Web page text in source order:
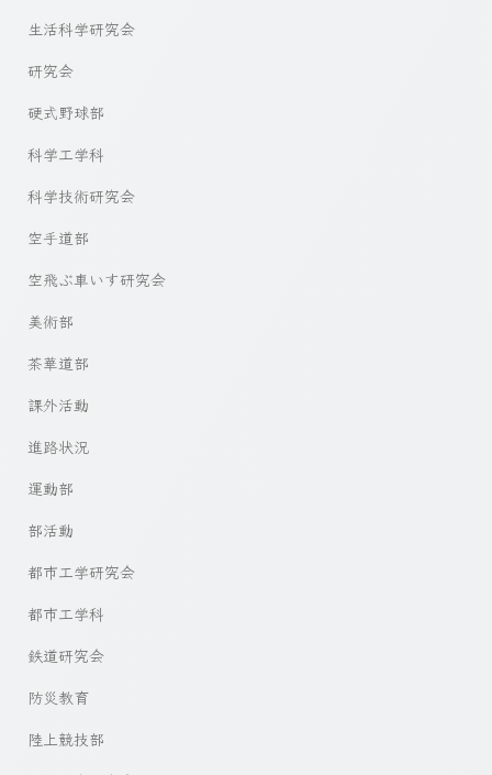
生活科学研究会
研究会
硬式野球部
科学工学科
科学技術研究会
空手道部
空飛ぶ車いす研究会
美術部
茶華道部
課外活動
進路状況
運動部
部活動
都市工学研究会
都市工学科
鉄道研究会
防災教育
陸上競技部